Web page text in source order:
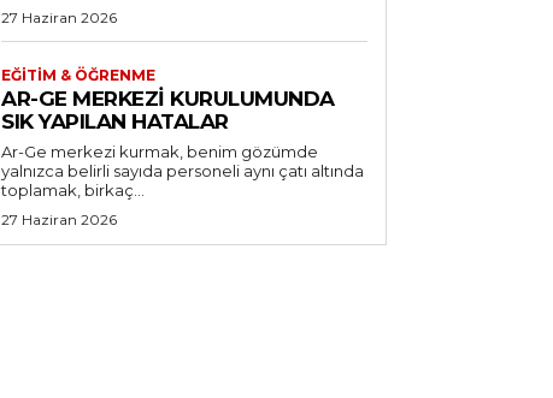
27 Haziran 2026
EĞITIM & ÖĞRENME
AR-GE MERKEZI KURULUMUNDA
SIK YAPILAN HATALAR
Ar-Ge merkezi kurmak, benim gözümde
yalnızca belirli sayıda personeli aynı çatı altında
toplamak, birkaç...
27 Haziran 2026